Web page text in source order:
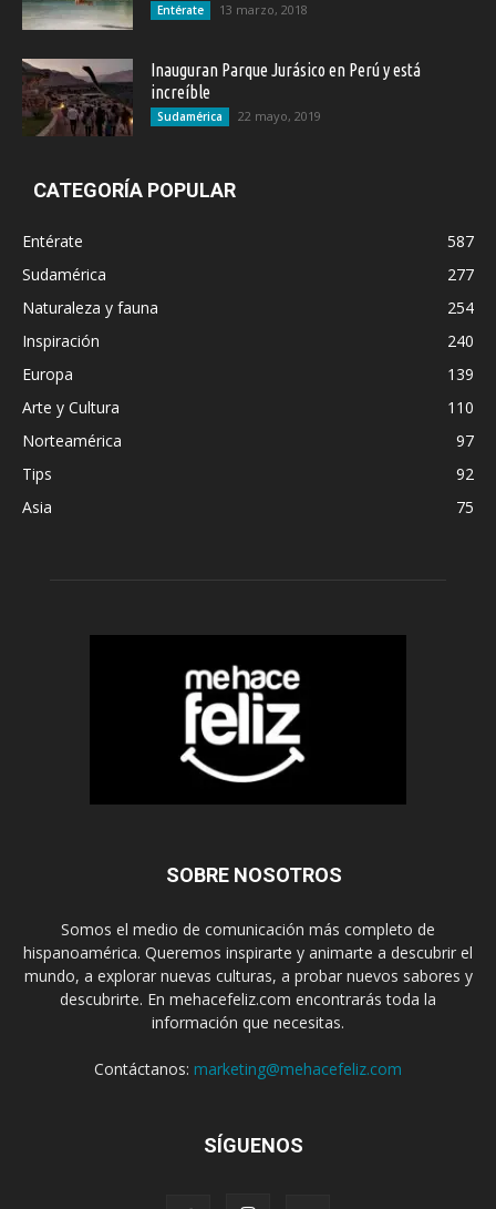
Entérate 13 marzo, 2018
Inauguran Parque Jurásico en Perú y está
increíble
Sudamérica 22 mayo, 2019
CATEGORÍA POPULAR
Entérate
587
Sudamérica
277
Naturaleza y fauna
254
Inspiración
240
Europa
139
Arte y Cultura
110
Norteamérica
97
Tips
92
Asia
75
SOBRE NOSOTROS
Somos el medio de comunicación más completo de
hispanoamérica. Queremos inspirarte y animarte a descubrir el
mundo, a explorar nuevas culturas, a probar nuevos sabores y
descubrirte. En mehacefeliz.com encontrarás toda la
información que necesitas.
Contáctanos: marketing@mehacefeliz.com
SÍGUENOS